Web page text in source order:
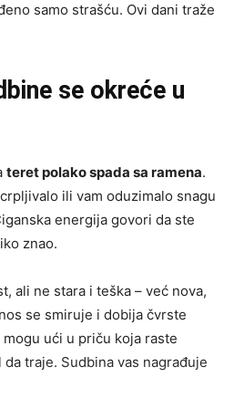
samo strašću. Ovi dani traže
se okreće u
teret polako spada sa ramena.
ili vam oduzimalo snagu
energija govori da ste
znao.
ali ne stara i teška – već nova,
se smiruje i dobija čvrste
ući u priču koja raste
traje. Sudbina vas nagrađuje